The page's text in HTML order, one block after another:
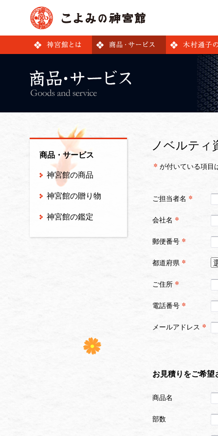
商品・サービス
神宮館の商品
神宮館の贈り物
神宮館の鑑定
ノベルティ
が付いている項目
ご担当者名
会社名
郵便番号
都道府県
ご住所
電話番号
メールアドレス
お見積りをご希望
商品名
部数